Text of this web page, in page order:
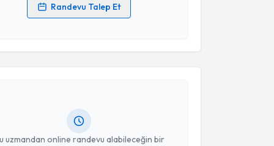
Randevu Talep Et
verilerimin işlenmesine ilişkinAydınlatma Metni
uzmandan online randevu alabileceğin bir